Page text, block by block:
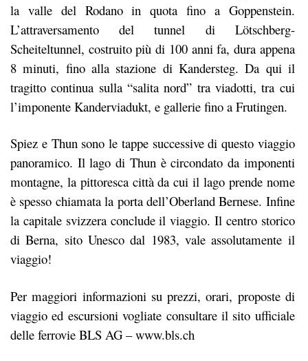
la valle del Rodano in quota fino a Goppenstein.
L’attraversamento del tunnel di Lötschberg-
Scheiteltunnel, costruito più di 100 anni fa, dura appena
8 minuti, fino alla stazione di Kandersteg. Da qui il
tragitto continua sulla “salita nord” tra viadotti, tra cui
l’imponente Kanderviadukt, e gallerie fino a Frutingen.
Spiez e Thun sono le tappe successive di questo viaggio
panoramico. Il lago di Thun è circondato da imponenti
montagne, la pittoresca città da cui il lago prende nome
è spesso chiamata la porta dell’Oberland Bernese. Infine
la capitale svizzera conclude il viaggio. Il centro storico
di Berna, sito Unesco dal 1983, vale assolutamente il
viaggio!
Per maggiori informazioni su prezzi, orari, proposte di
viaggio ed escursioni vogliate consultare il sito ufficiale
delle ferrovie BLS AG –www.bls.ch